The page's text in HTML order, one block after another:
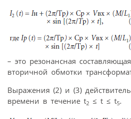
– это резонансная
вторичной обмотки
Выражения (2) и (3)
времени в течение t2 ≤ t ≤ t5.